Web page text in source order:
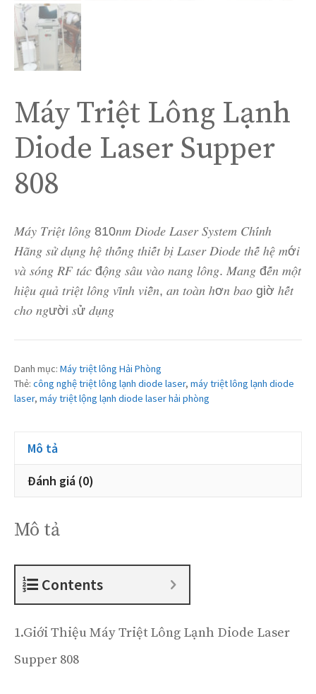
Máy Triệt Lông Lạnh
Diode Laser Supper
808
𝑀𝑎́𝑦 𝑇𝑟𝑖𝑒̣̂𝑡 𝑙𝑜̂𝑛𝑔 810𝑛𝑚 𝐷𝑖𝑜𝑑𝑒 𝐿𝑎𝑠𝑒𝑟 𝑆𝑦𝑠𝑡𝑒𝑚 𝐶ℎ𝑖́𝑛ℎ
𝐻𝑎̃𝑛𝑔 𝑠𝑢̛̉ 𝑑𝑢̣𝑛𝑔 ℎ𝑒̣̂ 𝑡ℎ𝑜̂́𝑛𝑔 𝑡ℎ𝑖𝑒̂́𝑡 𝑏𝑖̣ 𝐿𝑎𝑠𝑒𝑟 𝐷𝑖𝑜𝑑𝑒 𝑡ℎ𝑒̂́ ℎ𝑒̣̂ 𝑚ớ𝑖
𝑣𝑎̀ 𝑠𝑜́𝑛𝑔 𝑅𝐹 𝑡𝑎́𝑐 đ𝑜̣̂𝑛𝑔 𝑠𝑎̂𝑢 𝑣𝑎̀𝑜 𝑛𝑎𝑛𝑔 𝑙𝑜̂𝑛𝑔. 𝑀𝑎𝑛𝑔 đ𝑒̂́𝑛 𝑚𝑜̣̂𝑡
ℎ𝑖𝑒̣̂𝑢 𝑞𝑢𝑎̉ 𝑡𝑟𝑖𝑒̣̂𝑡 𝑙𝑜̂𝑛𝑔 𝑣𝑖̃𝑛ℎ 𝑣𝑖𝑒̂̃𝑛, 𝑎𝑛 𝑡𝑜𝑎̀𝑛 ℎơ𝑛 𝑏𝑎𝑜 giờ ℎ𝑒̂́𝑡
𝑐ℎ𝑜 𝑛𝑔ười 𝑠ử 𝑑𝑢̣𝑛𝑔
Danh mục: Máy triệt lông Hải Phòng
Thẻ: công nghệ triệt lông lạnh diode laser, máy triệt lông lạnh diode
laser, máy triệt lộng lạnh diode laser hải phòng
Mô tả
Đánh giá (0)
Mô tả
Contents
1.Giới Thiệu Máy Triệt Lông Lạnh Diode Laser
Supper 808